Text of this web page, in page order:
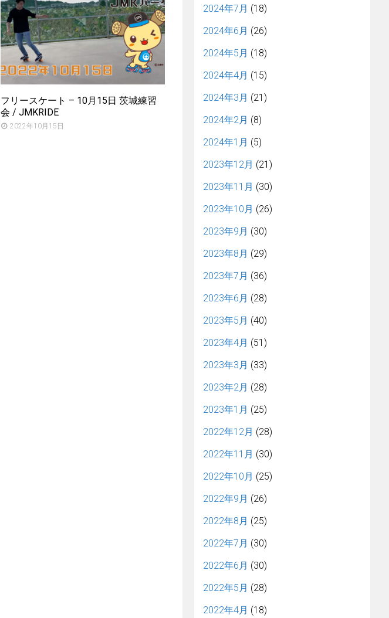
フリースケート – 10月15日 茨城練習
会 / JMKRIDE
2022年10月15日
2024年7月 (18)
2024年6月 (26)
2024年5月 (18)
2024年4月 (15)
2024年3月 (21)
2024年2月 (8)
2024年1月 (5)
2023年12月 (21)
2023年11月 (30)
2023年10月 (26)
2023年9月 (30)
2023年8月 (29)
2023年7月 (36)
2023年6月 (28)
2023年5月 (40)
2023年4月 (51)
2023年3月 (33)
2023年2月 (28)
2023年1月 (25)
2022年12月 (28)
2022年11月 (30)
2022年10月 (25)
2022年9月 (26)
2022年8月 (25)
2022年7月 (30)
2022年6月 (30)
2022年5月 (28)
2022年4月 (18)